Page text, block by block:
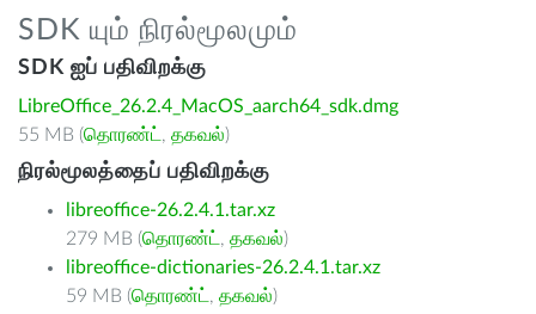
SDK யும் நிரல்மூலமும்
SDK ஐப் பதிவிறக்கு
LibreOffice_26.2.4_MacOS_aarch64_sdk.dmg
55 MB (தொரண்ட் , தகவல்)
நிரல்மூலத்தைப் பதிவிறக்கு
libreoffice-26.2.4.1.tar.xz
279 MB (தொரண்ட் , தகவல்)
libreoffice-dictionaries-26.2.4.1.tar.xz
59 MB (தொரண்ட் , தகவல்)